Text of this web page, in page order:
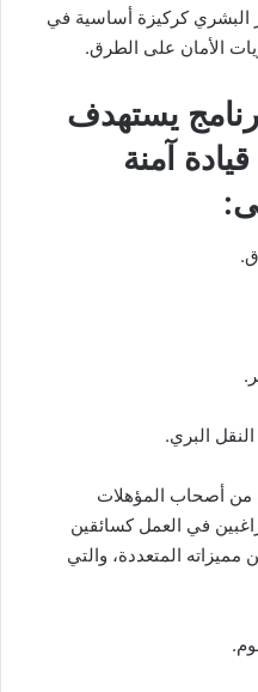
البشري كركيزة أساسية في
الأمان على الطرق.
يستهدف
آمنة
البري.
من أصحاب المؤهلات
في العمل كسائقين
مميزاته المتعددة، والتي